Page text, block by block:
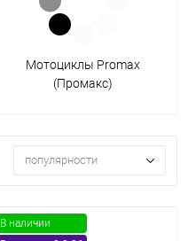
Мотоциклы Promax
(Промакс)
популярности
В наличии